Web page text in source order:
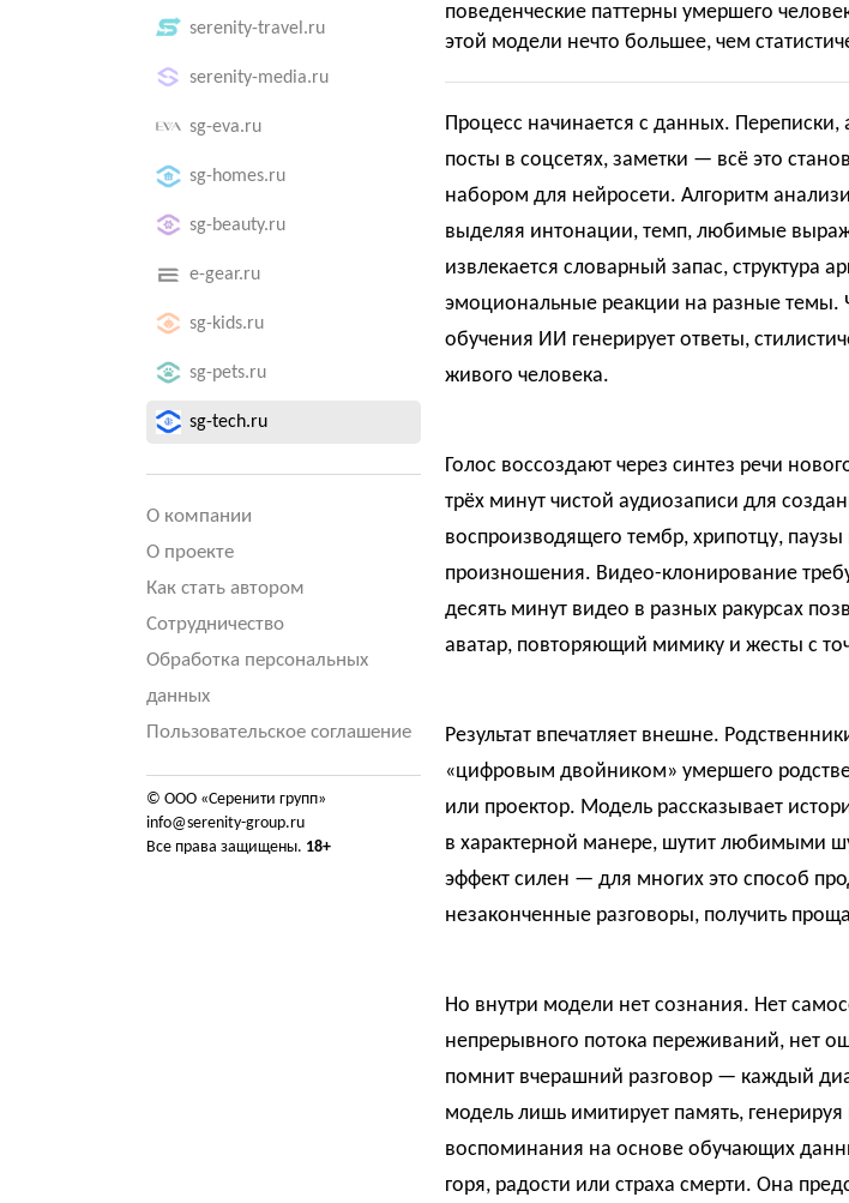
serenity-travel.ru
serenity-media.ru
sg-eva.ru
sg-homes.ru
sg-beauty.ru
e-gear.ru
sg-kids.ru
sg-pets.ru
sg-tech.ru
О компании
О проекте
Как стать автором
Сотрудничество
Обработка персональных
данных
Пользовательское соглашение
© ООО «Серенити групп»
info@serenity-group.ru
Все права защищены. 18+
поведенческие паттерны умершего
этой модели нечто большее, чем
Процесс начинается с данных. Переписки,
посты в соцсетях, заметки — всё это
набором для нейросети. Алгоритм
выделяя интонации, темп, любимые
извлекается словарный запас, структура
эмоциональные реакции на разные темы.
обучения ИИ генерирует ответы,
живого человека.
Голос воссоздают через синтез речи
трёх минут чистой аудиозаписи для
воспроизводящего тембр, хрипотцу,
произношения. Видео-клонирование
десять минут видео в разных ракурсах
аватар, повторяющий мимику и жесты с
Результат впечатляет внешне.
«цифровым двойником» умершего
или проектор. Модель рассказывает
в характерной манере, шутит любимыми
эффект силен — для многих это способ
незаконченные разговоры, получить
Но внутри модели нет сознания. Нет
непрерывного потока переживаний, нет
помнит вчерашний разговор — каждый
модель лишь имитирует память,
воспоминания на основе обучающих
горя, радости или страха смерти. Она